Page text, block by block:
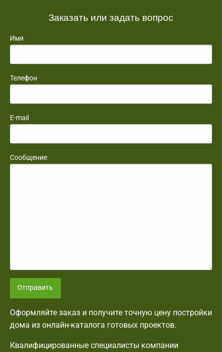
Заказать или задать вопрос
Имя
Телефон
E-mail
Сообщение
Отправить
Оформляйте заказ и получите точную цену постройки
дома из онлайн-каталога готовых проектов.
Квалифицированные специалисты компании